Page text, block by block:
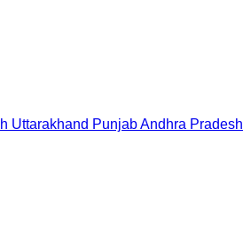
Uttarakhand PunjabAndhra Pradesh